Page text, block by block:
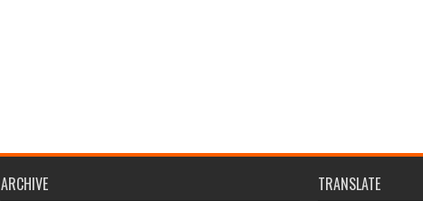
ARCHIVE TRANSLATE